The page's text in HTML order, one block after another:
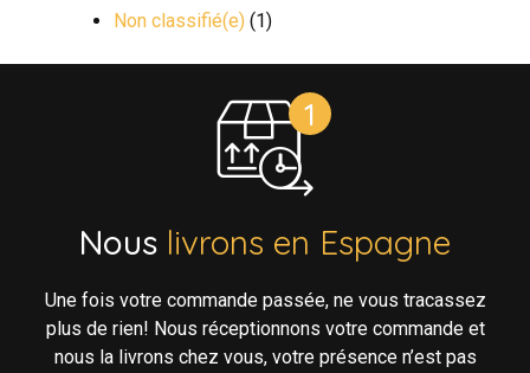
Non classifié(e) (1)
Nous livrons en Espagne
Une fois votre commande passée, ne vous tracassez
plus de rien! Nous réceptionnons votre commande et
nous la livrons chez vous, votre présence n’est pas